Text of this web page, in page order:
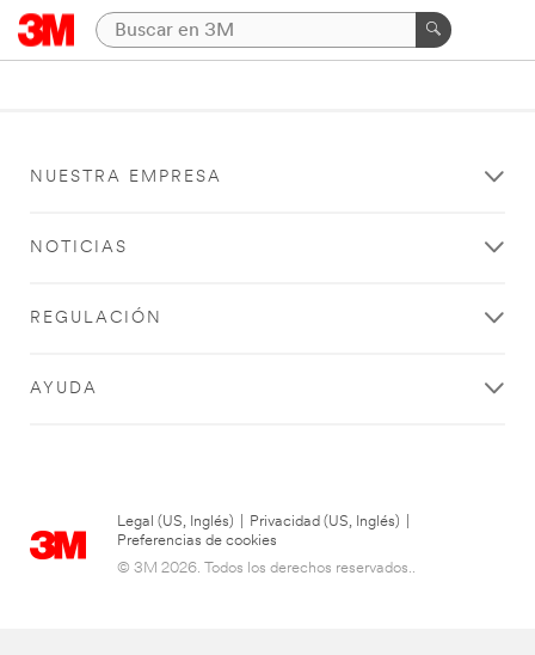
NUESTRA EMPRESA
NOTICIAS
REGULACIÓN
AYUDA
Legal (US, Inglés) Privacidad (US, Inglés)
Preferencias de cookies
© 3M 2026. Todos los derechos reservados..